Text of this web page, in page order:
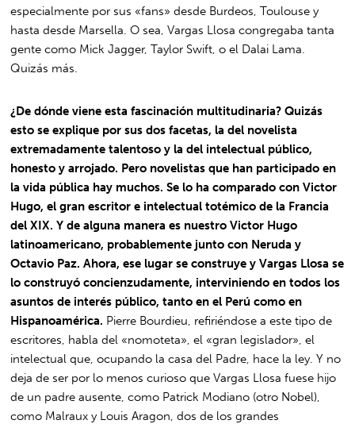
especialmente por sus «fans» desde Burdeos, Toulouse y
hasta desde Marsella. O sea, Vargas Llosa congregaba tanta
gente como Mick Jagger, Taylor Swift, o el Dalai Lama.
Quizás más.
¿De dónde viene esta fascinación multitudinaria? Quizás
esto se explique por sus dos facetas, la del novelista
extremadamente talentoso y la del intelectual público,
honesto y arrojado. Pero novelistas que han participado en
la vida pública hay muchos. Se lo ha comparado con Victor
Hugo, el gran escritor e intelectual totémico de la Francia
del XIX. Y de alguna manera es nuestro Victor Hugo
latinoamericano, probablemente junto con Neruda y
Octavio Paz. Ahora, ese lugar se construye y Vargas Llosa se
lo construyó concienzudamente, interviniendo en todos los
asuntos de interés público, tanto en el Perú como en
Hispanoamérica. Pierre Bourdieu, refiriéndose a este tipo de
escritores, habla del «nomoteta», el «gran legislador», el
intelectual que, ocupando la casa del Padre, hace la ley. Y no
deja de ser por lo menos curioso que Vargas Llosa fuese hijo
de un padre ausente, como Patrick Modiano (otro Nobel),
como Malraux y Louis Aragon, dos de los grandes